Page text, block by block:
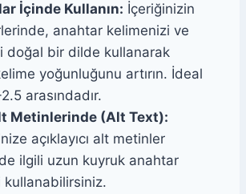
İçinde Kullanın: İçeriğinizin
anahtar kelimenizi ve
doğal bir dilde kullanarak
yoğunluğunu artırın. İdeal
arasındadır.
Metinlerinde (Alt Text):
açıklayıcı alt metinler
ilgili uzun kuyruk anahtar
kullanabilirsiniz.